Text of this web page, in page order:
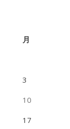
月
3
10
17